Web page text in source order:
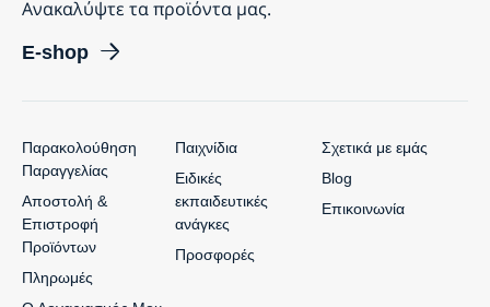
Ανακαλύψτε τα προϊόντα μας.
E-shop
Σχετικά με εμάς
Blog
Επικοινωνία
Παιχνίδια
Ειδικές
εκπαιδευτικές
ανάγκες
Προσφορές
Παρακολούθηση
Παραγγελίας
Αποστολή &
Επιστροφή
Προϊόντων
Πληρωμές